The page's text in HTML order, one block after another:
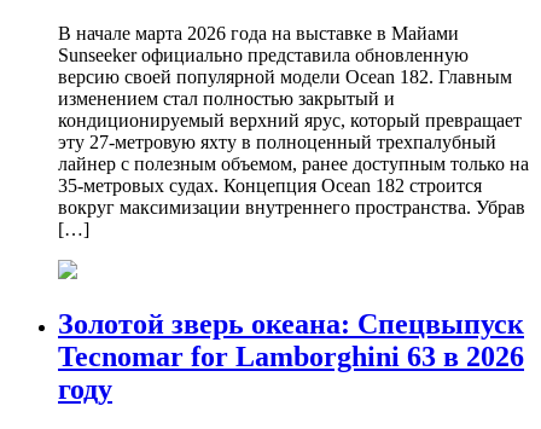
В начале марта 2026 года на выставке в Майами
Sunseeker официально представила обновленную
версию своей популярной модели Ocean 182. Главным
изменением стал полностью закрытый и
кондиционируемый верхний ярус, который превращает
эту 27-метровую яхту в полноценный трехпалубный
лайнер с полезным объемом, ранее доступным только на
35-метровых судах. Концепция Ocean 182 строится
вокруг максимизации внутреннего пространства. Убрав
[…]
Золотой зверь океана: Спецвыпуск
Tecnomar for Lamborghini 63 в 2026
году